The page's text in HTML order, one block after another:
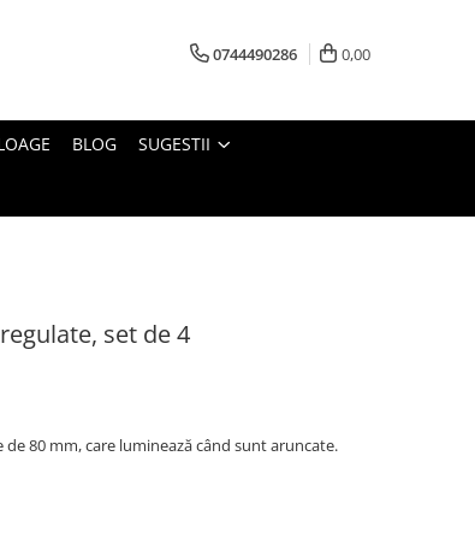
0744490286 0,00
BLOG SUGESTII
set de 4
80 mm, care luminează când sunt aruncate.